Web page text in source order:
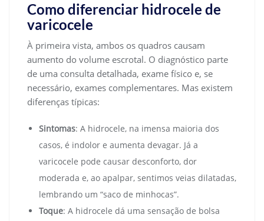
Como diferenciar hidrocele de
varicocele
À primeira vista, ambos os quadros causam
aumento do volume escrotal. O diagnóstico parte
de uma consulta detalhada, exame físico e, se
necessário, exames complementares. Mas existem
diferenças típicas:
Sintomas: A hidrocele, na imensa maioria dos
casos, é indolor e aumenta devagar. Já a
varicocele pode causar desconforto, dor
moderada e, ao apalpar, sentimos veias dilatadas,
lembrando um “saco de minhocas”.
Toque: A hidrocele dá uma sensação de bolsa